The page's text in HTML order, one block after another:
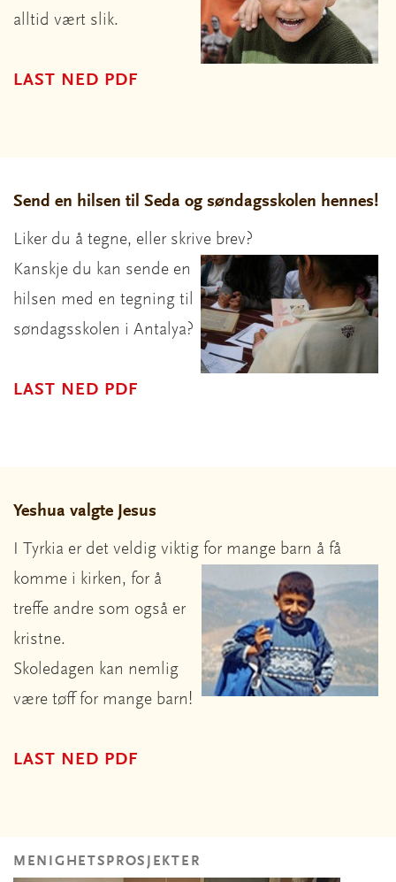
alltid vært slik.
LAST NED PDF
Send en hilsen til Seda og søndagsskolen hennes!
Liker du å tegne, eller skrive brev?
Kanskje du kan sende en
hilsen med en tegning til
søndagsskolen i Antalya?
LAST NED PDF
Yeshua valgte Jesus
I Tyrkia er det veldig viktig for mange barn å få
komme i kirken, for å
treffe andre som også er
kristne.
Skoledagen kan nemlig
være tøff for mange barn!
LAST NED PDF
MENIGHETSPROSJEKTER